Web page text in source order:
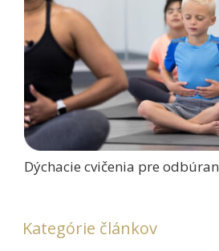
Dýchacie cvičenia pre
Kategórie článkov